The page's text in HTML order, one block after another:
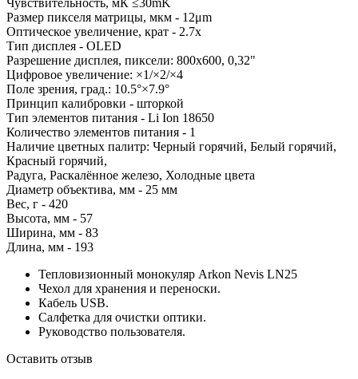
Размер пикселя матрицы, мкм - 12μm
Оптическое увеличение, крат - 2.7х
Тип дисплея - OLED
Разрешение дисплея, пиксели: 800х600, 0,32"
Цифровое увеличение: ×1/×2/×4
Поле зрения, град.: 10.5°×7.9°
Принцип калибровки - шторкой
Тип элементов питания - Li Ion 18650
Количество элементов питания - 1
Наличие цветных палитр: Черный горячий, Белый горячий,
Красный горячий,
Радуга, Раскалённое железо, Холодные цвета
Диаметр объектива, мм - 25 мм
Вес, г - 420
Высота, мм - 57
Ширина, мм - 83
Длина, мм - 193
Тепловизионный монокуляр Arkon Nevis LN25
Чехол для хранения и переноски.
Кабель USB.
Салфетка для очистки оптики.
Руководство пользователя.
Оставить отзыв